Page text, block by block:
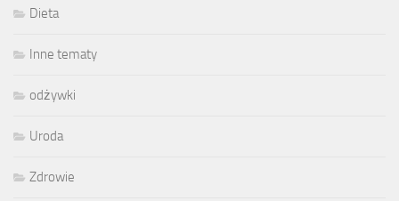
Dieta
Inne tematy
odżywki
Uroda
Zdrowie